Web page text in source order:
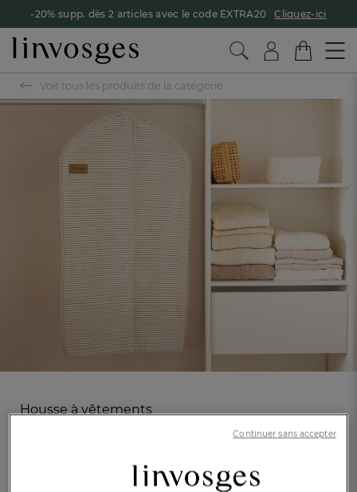
-20% supp. dès 2 articles avec le code EXTRA20 Cliquez-ici
Voir tous les produits de la catégorie
Housse à vêtements
Continuer sans accepter